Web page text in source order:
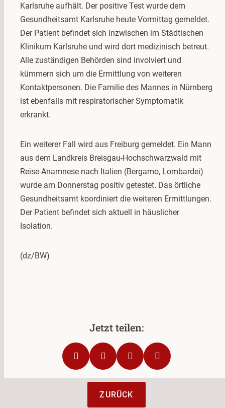
Karlsruhe aufhält. Der positive Test wurde dem
Gesundheitsamt Karlsruhe heute Vormittag gemeldet.
Der Patient befindet sich inzwischen im Städtischen
Klinikum Karlsruhe und wird dort medizinisch betreut.
Alle zuständigen Behörden sind involviert und
kümmern sich um die Ermittlung von weiteren
Kontaktpersonen. Die Familie des Mannes in Nürnberg
ist ebenfalls mit respiratorischer Symptomatik
erkrankt.
Ein weiterer Fall wird aus Freiburg gemeldet. Ein Mann
aus dem Landkreis Breisgau-Hochschwarzwald mit
Reise-Anamnese nach Italien (Bergamo, Lombardei)
wurde am Donnerstag positiv getestet. Das örtliche
Gesundheitsamt koordiniert die weiteren Ermittlungen.
Der Patient befindet sich aktuell in häuslicher
Isolation.
(dz/BW)
ZURÜCK